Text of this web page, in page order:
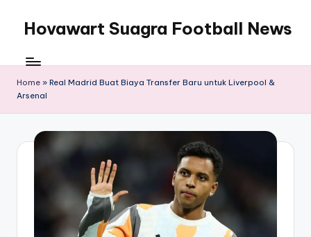
content
Hovawart Suagra Football News
Suagra
Football
News
menyediakan
berita
bola
Home » Real Madrid Buat Biaya Transfer Baru untuk Liverpool &
Arsenal